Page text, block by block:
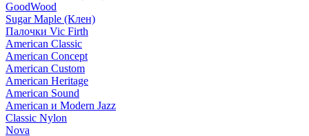
GoodWood
Sugar Maple (Клен)
Палочки Vic Firth
American Classic
American Concept
American Custom
American Heritage
American Sound
American и Modern Jazz
Classic Nylon
Nova